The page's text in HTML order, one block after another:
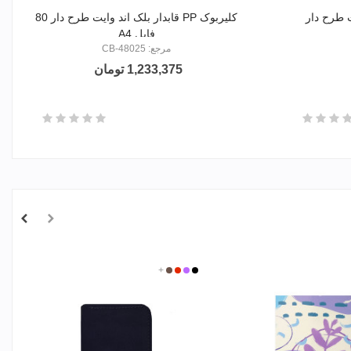
کلیربوک PP قابدار بلک اند وایت طرح دار 80
فایل A4
مرجع: CB-48025
1,233,375 تومان
مشکی
بنفش
قرمز
قهوه
+